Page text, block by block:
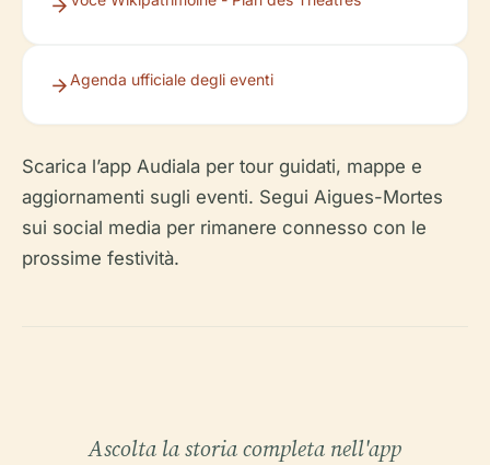
Agenda ufficiale degli eventi
Scarica l’app Audiala per tour guidati, mappe e
aggiornamenti sugli eventi. Segui Aigues-Mortes
sui social media per rimanere connesso con le
prossime festività.
Ascolta la storia completa nell'app